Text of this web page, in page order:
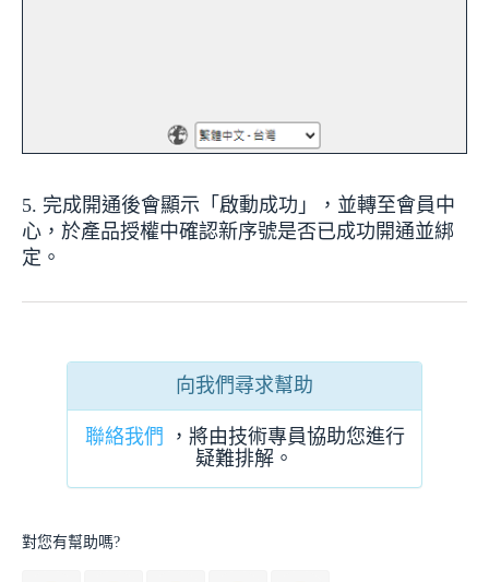
5. 完成開通後會顯示「啟動成功」，並轉至會員中
心，於產品授權中確認新序號是否已成功開通並綁
定。
向我們尋求幫助
聯絡我們 ，將由技術專員協助您進行
疑難排解。
對您有幫助嗎?